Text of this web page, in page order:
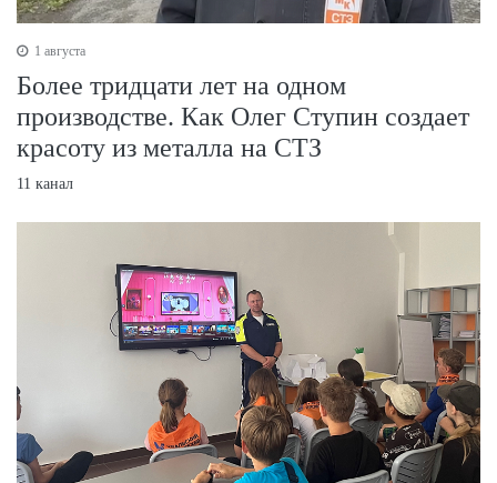
1 августа
Более тридцати лет на одном
производстве. Как Олег Ступин создает
красоту из металла на СТЗ
11 канал